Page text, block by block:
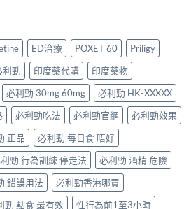
ED治療 POXET 60
Priligy
利勁 印度藥代購
印度藥物
必利勁 30mg 60mg
必利勁 HK-XXXXX
必利勁吃法 必利勁官網
必利勁效果
正品
必利勁 每日食 唔好
勁 行為訓練 停走法
必利勁 酒精 危險
錯誤用法
必利勁香港哪買
勁 點食 最有效
性行為前1至3小時